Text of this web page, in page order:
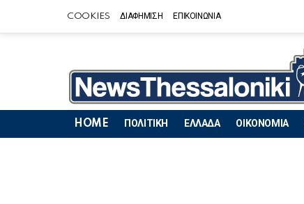
COOKIES ΔΙΑΦΗΜΙΣΗ ΕΠΙΚΟΙΝΩΝΙΑ
HOME ΠΟΛΙΤΙΚΗ ΕΛΛΑΔΑ ΟΙΚΟΝΟΜΙΑ